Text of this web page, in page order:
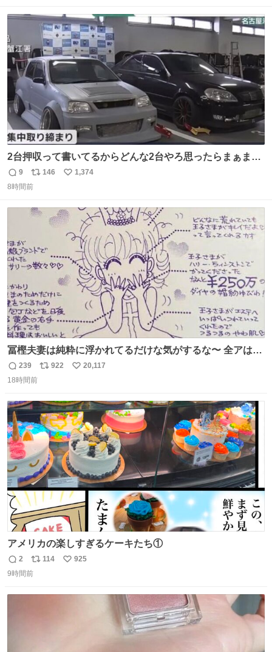
2台押収って書いてるからどんな2台やろ思ったらまぁまぁ
へんてこな1台押収してて笑い止まらん
返
信
9
リ
ポ
ト
146
い
数
1,374
8時間前
冨樫夫妻は純粋に浮かれてるだけな気がするな〜 全アはこ
こに自分の市場価値的なものを上乗せするので、 すっぴん
＆寝起きのボサボサ頭でも「今日も可愛いね」が止まらな
156cm40kg、年中日焼け止めとお友達の私より綺麗な手や
めてもろて とか言う
返
信
239
リ
ト
数
922
い
数
20,117
18時間前
アメリカの楽しすぎるケーキたち①
返
信
2
リ
ポ
114
い
925
9時間前